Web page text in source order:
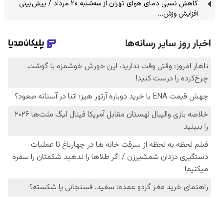
کاهش نسبی دمای هوای تهران از سه‌شنبه 20 مرداد / پیش‌بینی
افزایش وزش…